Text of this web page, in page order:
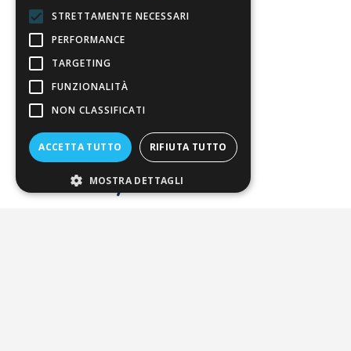
Resi
4,7/5
Eccellente
3.821
Recensioni
STRETTAMENTE NECESSARI
PERFORMANCE
TARGETING
FUNZIONALITÀ
NON CLASSIFICATI
ACCETTA TUTTO RIFIUTA TUTTO
MOSTRA DETTAGLI